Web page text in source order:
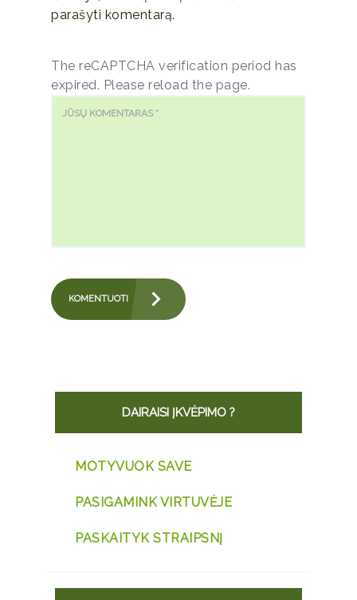
parašyti komentarą.
The reCAPTCHA verification period has
expired. Please reload the page.
DAIRAISI ĮKVĖPIMO ?
MOTYVUOK SAVE
PASIGAMINK VIRTUVĖJE
PASKAITYK STRAIPSNĮ